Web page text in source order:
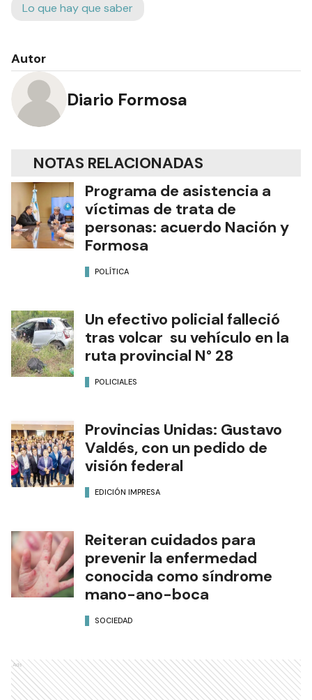
Lo que hay que saber
Autor
Diario Formosa
NOTAS RELACIONADAS
Programa de asistencia a
víctimas de trata de
personas: acuerdo Nación y
Formosa
POLÍTICA
Un efectivo policial falleció
tras volcar su vehículo en la
ruta provincial N° 28
POLICIALES
Provincias Unidas: Gustavo
Valdés, con un pedido de
visión federal
EDICIÓN IMPRESA
Reiteran cuidados para
prevenir la enfermedad
conocida como síndrome
mano-ano-boca
SOCIEDAD
Ads